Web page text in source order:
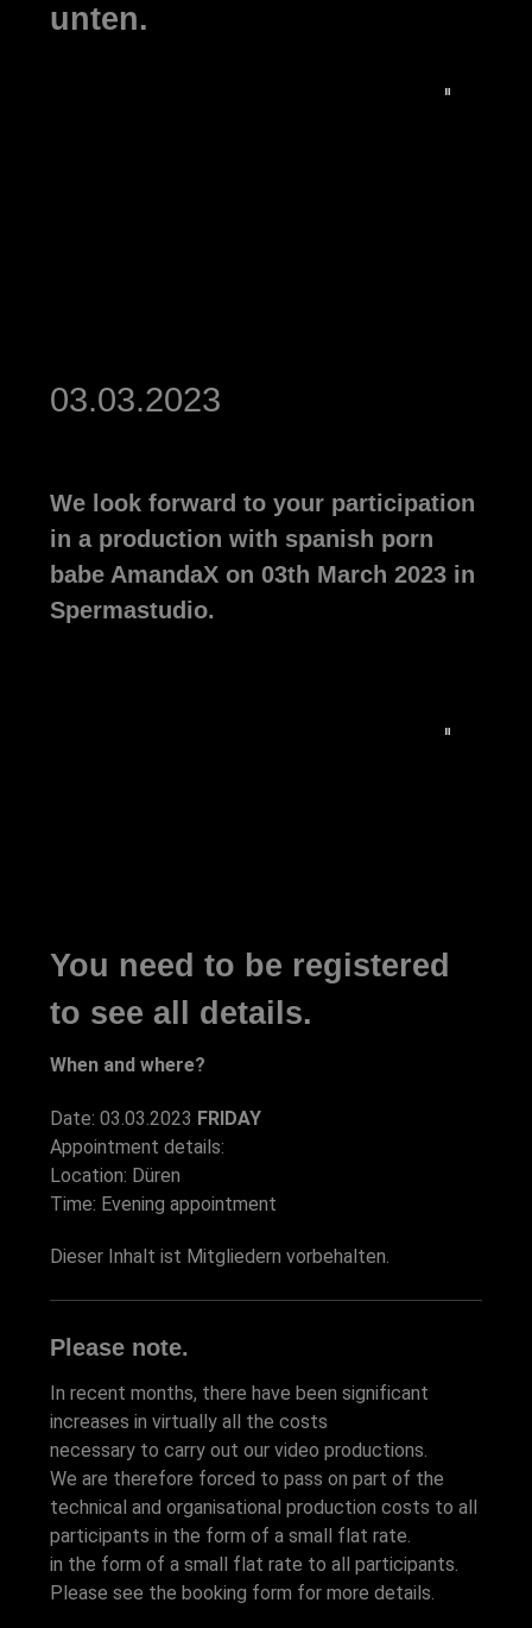
unten.
03.03.2023
We look forward to your participation
in a production with spanish porn
babe AmandaX on 03th March 2023 in
Spermastudio.
You need to be registered
to see all details.
When and where?
Date: 03.03.2023 FRIDAY
Appointment details:
Location: Düren
Time: Evening appointment
Dieser Inhalt ist Mitgliedern vorbehalten.
Please note.
In recent months, there have been significant
increases in virtually all the costs
necessary to carry out our video productions.
We are therefore forced to pass on part of the
technical and organisational production costs to all
participants in the form of a small flat rate.
in the form of a small flat rate to all participants.
Please see the booking form for more details.